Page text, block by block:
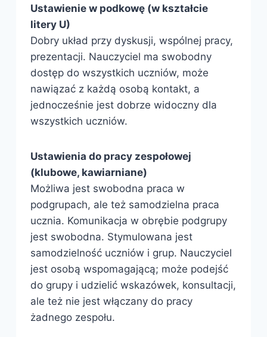
Ustawienie w podkowę (w kształcie
litery U)
Dobry układ przy dyskusji, wspólnej pracy,
prezentacji. Nauczyciel ma swobodny
dostęp do wszystkich uczniów, może
nawiązać z każdą osobą kontakt, a
jednocześnie jest dobrze widoczny dla
wszystkich uczniów.
Ustawienia do pracy zespołowej
(klubowe, kawiarniane)
Możliwa jest swobodna praca w
podgrupach, ale też samodzielna praca
ucznia. Komunikacja w obrębie podgrupy
jest swobodna. Stymulowana jest
samodzielność uczniów i grup. Nauczyciel
jest osobą wspomagającą; może podejść
do grupy i udzielić wskazówek, konsultacji,
ale też nie jest włączany do pracy
żadnego zespołu.